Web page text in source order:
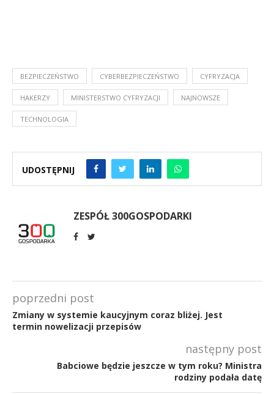
BEZPIECZEŃSTWO CYBERBEZPIECZEŃSTWO CYFRYZACJA
HAKERZY MINISTERSTWO CYFRYZACJI NAJNOWSZE
TECHNOLOGIA
UDOSTĘPNIJ
ZESPÓŁ 300GOSPODARKI
poprzedni post
Zmiany w systemie kaucyjnym coraz bliżej. Jest
termin nowelizacji przepisów
następny post
Babciowe będzie jeszcze w tym roku? Ministra
rodziny podała datę